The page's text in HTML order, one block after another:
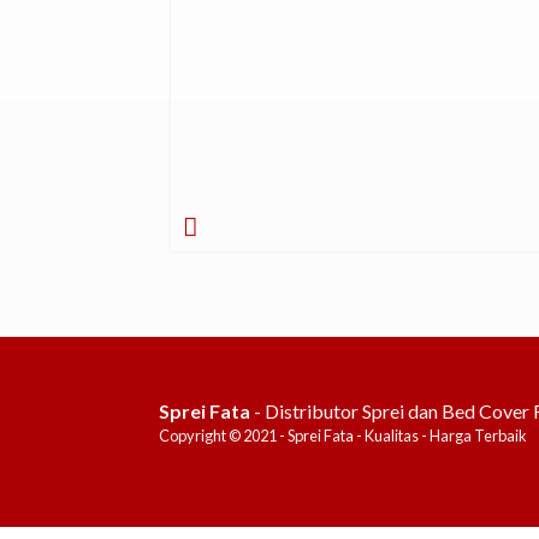
Sprei Fata - Distributor Sprei dan Bed Cover
Copyright © 2021 - Sprei Fata - Kualitas - Harga Terbaik